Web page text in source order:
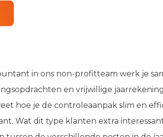
in ons non-profitteam werk je
en vrijwillige
hoe je de controleaanpak slim en
Wat dit type klanten extra